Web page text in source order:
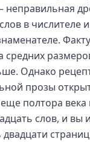
неправильная
в числителе
средних
Однако
прозы
полтора века
слов, и вы
двадцати